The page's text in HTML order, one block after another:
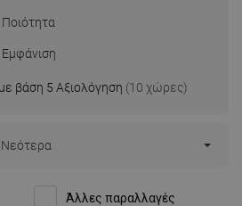
βάση 5 Αξιολόγηση (10 χώρες)
Ποιότητα
Εμφάνιση
Άλλες παραλλαγές
Νεότερα